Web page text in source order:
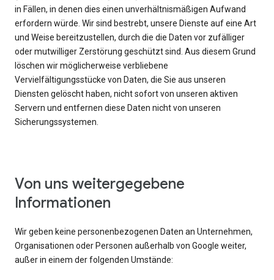
in Fällen, in denen dies einen unverhältnismäßigen Aufwand
erfordern würde. Wir sind bestrebt, unsere Dienste auf eine Art
und Weise bereitzustellen, durch die die Daten vor zufälliger
oder mutwilliger Zerstörung geschützt sind. Aus diesem Grund
löschen wir möglicherweise verbliebene
Vervielfältigungsstücke von Daten, die Sie aus unseren
Diensten gelöscht haben, nicht sofort von unseren aktiven
Servern und entfernen diese Daten nicht von unseren
Sicherungssystemen.
Von uns weitergegebene
Informationen
Wir geben keine personenbezogenen Daten an Unternehmen,
Organisationen oder Personen außerhalb von Google weiter,
außer in einem der folgenden Umstände: